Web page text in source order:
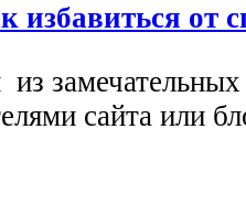
избавиться от
сайта или